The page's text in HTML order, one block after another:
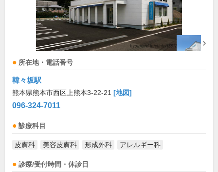
所在地・電話番号
韓々坂駅
熊本県熊本市西区上熊本3-22-21 [地図]
096-324-7011
診療科目
皮膚科 美容皮膚科 形成外科 アレルギー科
診療/受付時間・休診日